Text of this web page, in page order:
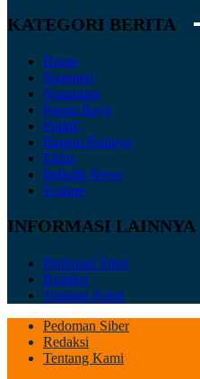
KATEGORI BERITA
Home
Nasional
Nusantara
Papua Raya
Politik
Ragam Budaya
Ekbis
Indepth News
Feature
INFORMASI LAINNYA
Pedoman Siber
Redaksi
Tentang Kami
Pedoman Siber
Redaksi
Tentang Kami